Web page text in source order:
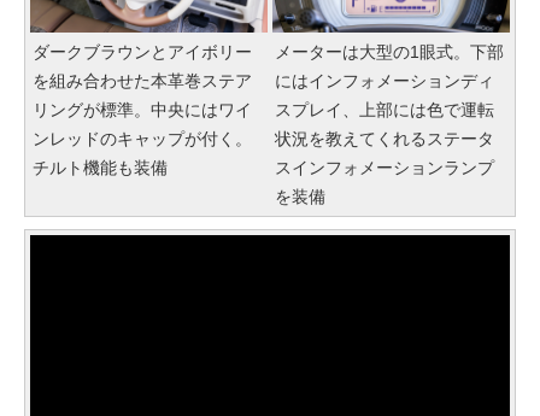
ダークブラウンとアイボリー
を組み合わせた本革巻ステア
リングが標準。中央にはワイ
ンレッドのキャップが付く。
チルト機能も装備
メーターは大型の1眼式。下部
にはインフォメーションディ
スプレイ、上部には色で運転
状況を教えてくれるステータ
スインフォメーションランプ
を装備